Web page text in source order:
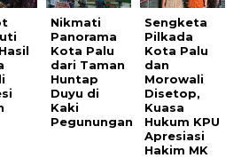
Nikmati
Panorama
Kota Palu
dari Taman
Huntap
Duyu di
Kaki
Pegunungan
Sengketa
Pilkada
Kota Palu
dan
Morowali
Disetop,
Kuasa
Hukum KPU
Apresiasi
Hakim MK